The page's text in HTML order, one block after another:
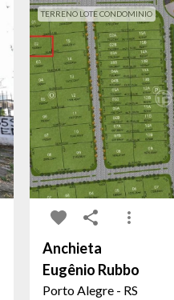
TERRENO LOTE CONDOMINIO
Anchieta
Eugênio Rubbo
Porto Alegre - RS